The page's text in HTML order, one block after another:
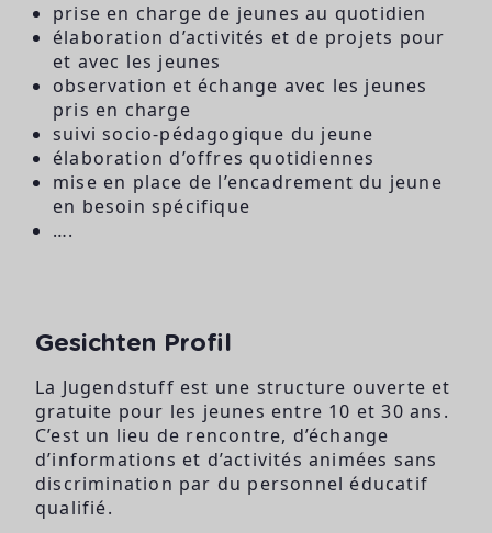
prise en charge de jeunes au quotidien
élaboration d’activités et de projets pour
et avec les jeunes
observation et échange avec les jeunes
pris en charge
suivi socio-pédagogique du jeune
élaboration d’offres quotidiennes
mise en place de l’encadrement du jeune
en besoin spécifique
….
Gesichten Profil
La Jugendstuff est une structure ouverte et
gratuite pour les jeunes entre 10 et 30 ans.
C’est un lieu de rencontre, d’échange
d’informations et d’activités animées sans
discrimination par du personnel éducatif
qualifié.